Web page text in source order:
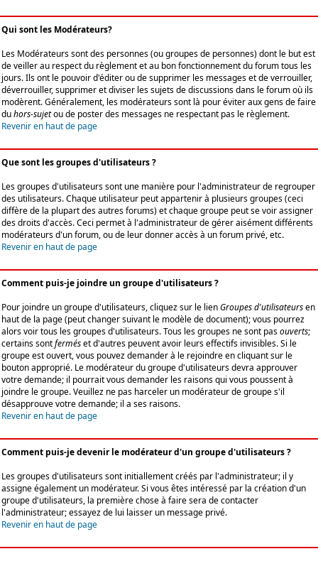
Qui sont les Modérateurs?
Les Modérateurs sont des personnes (ou groupes de personnes) dont le but est
de veiller au respect du règlement et au bon fonctionnement du forum tous les
jours. Ils ont le pouvoir d'éditer ou de supprimer les messages et de verrouiller,
déverrouiller, supprimer et diviser les sujets de discussions dans le forum où ils
modèrent. Généralement, les modérateurs sont là pour éviter aux gens de faire
duhors-sujetou de poster des messages ne respectant pas le règlement.
Revenir en haut de page
Que sont les groupes d'utilisateurs ?
Les groupes d'utilisateurs sont une manière pour l'administrateur de regrouper
des utilisateurs. Chaque utilisateur peut appartenir à plusieurs groupes (ceci
diffère de la plupart des autres forums) et chaque groupe peut se voir assigner
des droits d'accès. Ceci permet à l'administrateur de gérer aisément différents
modérateurs d'un forum, ou de leur donner accès à un forum privé, etc.
Revenir en haut de page
Comment puis-je joindre un groupe d'utilisateurs ?
Pour joindre un groupe d'utilisateurs, cliquez sur le lienGroupes d'utilisateursen
haut de la page (peut changer suivant le modèle de document); vous pourrez
alors voir tous les groupes d'utilisateurs. Tous les groupes ne sont pasouverts;
certains sontferméset d'autres peuvent avoir leurs effectifs invisibles. Si le
groupe est ouvert, vous pouvez demander à le rejoindre en cliquant sur le
bouton approprié. Le modérateur du groupe d'utilisateurs devra approuver
votre demande; il pourrait vous demander les raisons qui vous poussent à
joindre le groupe. Veuillez ne pas harceler un modérateur de groupe s'il
désapprouve votre demande; il a ses raisons.
Revenir en haut de page
Comment puis-je devenir le modérateur d'un groupe d'utilisateurs ?
Les groupes d'utilisateurs sont initiallement créés par l'administrateur; il y
assigne également un modérateur. Si vous êtes intéressé par la création d'un
groupe d'utilisateurs, la première chose à faire sera de contacter
l'administrateur; essayez de lui laisser un message privé.
Revenir en haut de page